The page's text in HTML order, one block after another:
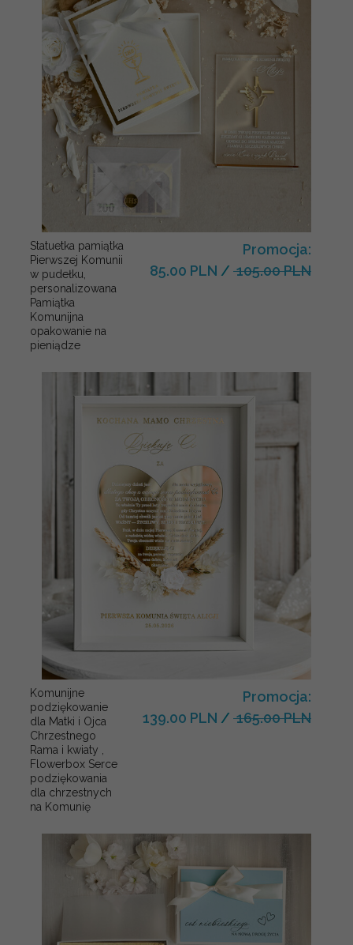
Statuetka pamiątka
Pierwszej Komunii
w pudełku,
personalizowana
Pamiątka
Komunijna
opakowanie na
pieniądze
Promocja:
85.00 PLN / 105.00 PLN
Komunijne
podziękowanie
dla Matki i Ojca
Chrzestnego
Rama i kwiaty ,
Flowerbox Serce
podziękowania
dla chrzestnych
na Komunię
Promocja:
139.00 PLN / 165.00 PLN